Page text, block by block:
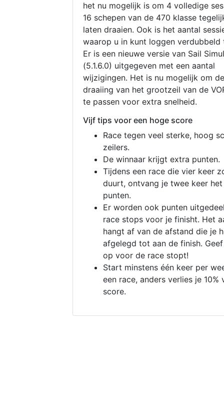
het nu mogelijk is om 4 volledige
16 schepen van de 470 klasse
laten draaien. Ook is het aantal
waarop u in kunt loggen verdubbeld
Er is een nieuwe versie van Sail
(5.1.6.0) uitgegeven met een aantal
wijzigingen. Het is nu mogelijk om de
draaiing van het grootzeil van de
te passen voor extra snelheid.
Vijf tips voor een hoge score
Race tegen veel sterke, hoog
zeilers.
De winnaar krijgt extra punten.
Tijdens een race die vier keer
duurt, ontvang je twee keer
punten.
Er worden ook punten
race stops voor je finisht. Het
hangt af van de afstand die je
afgelegd tot aan de finish.
op voor de race stopt!
Start minstens één keer per
een race, anders verlies je 10%
score.